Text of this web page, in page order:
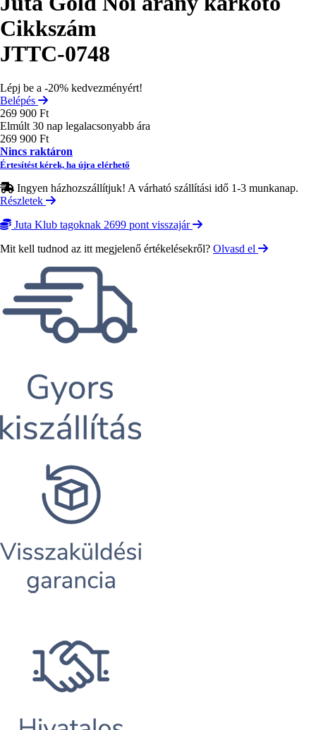
Cikkszám
JTTC-0748
Lépj be a -20% kedvezményért!
Belépés
269 900 Ft
Elmúlt 30 nap legalacsonyabb ára
269 900 Ft
Nincs raktáron
Értesítést kérek, ha újra elérhető
Ingyen házhozszállítjuk! A várható szállítási idő 1-3 munkanap.
Részletek
Juta Klub tagoknak 2699 pont visszajár
Mit kell tudnod az itt megjelenő értékelésekről? Olvasd el